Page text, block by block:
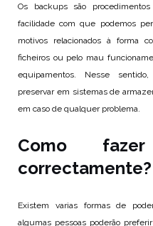
Os backups são
facilidade com que podemos
motivos relacionados à forma
ficheiros ou pelo mau
equipamentos. Nesse
preservar em sistemas de
em caso de qualquer problema.
Como
correctamente?
Existem varias formas de
algumas pessoas poderão